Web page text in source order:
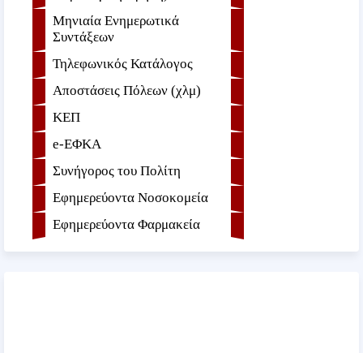
Μηνιαία Ενημερωτικά
Συντάξεων
Τηλεφωνικός Κατάλογος
Αποστάσεις Πόλεων (χλμ)
ΚΕΠ
e-ΕΦKA
Συνήγορος του Πολίτη
Εφημερεύοντα Νοσοκομεία
Εφημερεύοντα Φαρμακεία